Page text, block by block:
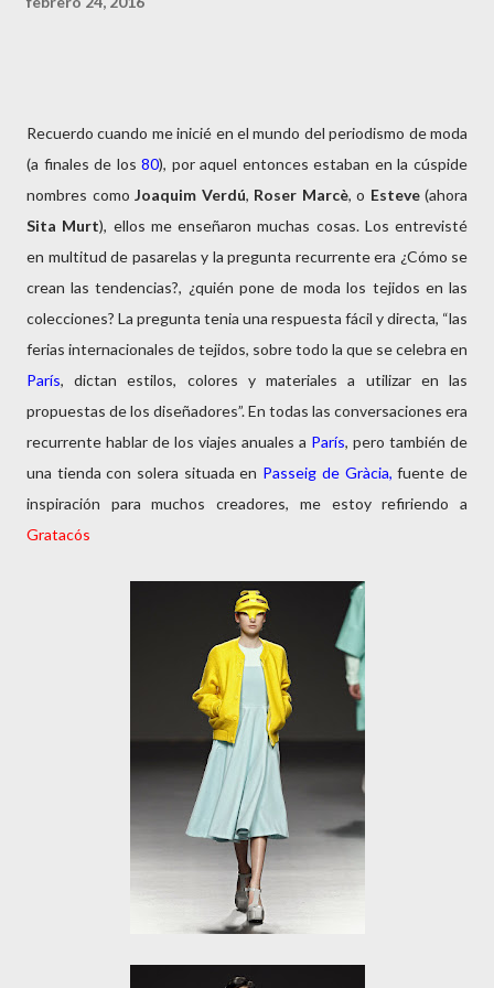
Recuerdo cuando me inicié en el mundo del periodismo de moda
(a finales de los80), por aquel entonces estaban en la cúspide
nombres como Joaquim Verdú, Roser Marcè, o Esteve(ahora
Sita Murt), ellos me enseñaron muchas cosas. Los entrevisté
en multitud de pasarelas y la pregunta recurrente era ¿Cómo se
crean las tendencias?, ¿quién pone de moda los tejidos en las
colecciones? La pregunta tenia una respuesta fácil y directa, “las
ferias internacionales de tejidos, sobre todo la que se celebra en
París, dictan estilos, colores y materiales a utilizar en las
propuestas de los diseñadores”. En todas las conversaciones era
recurrente hablar de los viajes anuales a París, pero también de
una tienda con solera situada en Passeig de Gràcia, fuente de
inspiración para muchos creadores, me estoy refiriendo a
Gratacós